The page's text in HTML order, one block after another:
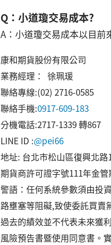
Q ：小道瓊交易成本?
A：小道瓊交易成本以目前
康和期貨股份有限公司
業務經理： 徐珮瑗
聯絡專線:(02) 2716-0585
聯絡手機:0917-609-183
分機電話:2717-1339 轉867
LINE ID :@pei66
地址: 台北市松山區復興北路
期貨商許可證字號111年金
警語：任何系統參數須由投
路壅塞等阻礙,致使委託買賣
過去的績效並不代表未來獲
風險預告書暨使用同意書。